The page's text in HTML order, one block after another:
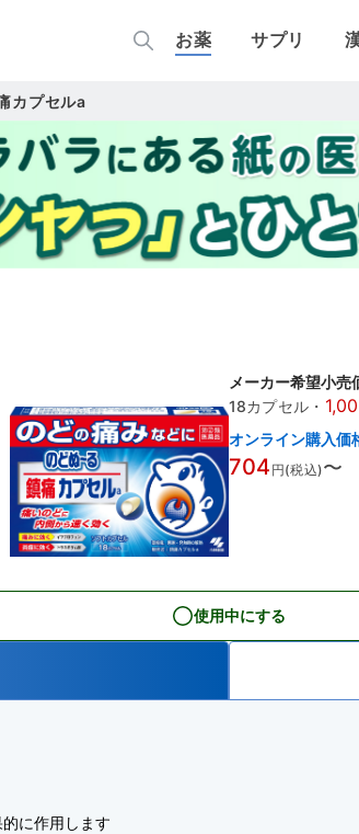
お薬 サプリ
カプセルa
メーカー希望小売
18カプセル ・
オンライン購入
704 円(税込)〜
使用中にする
に作用します